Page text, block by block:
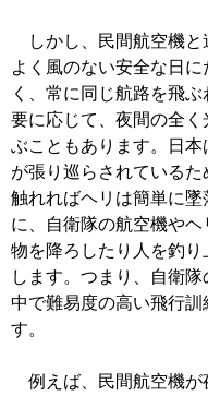
しかし、民間航空機と
よく風のない安全な日
く、常に同じ航路を飛
要に応じて、夜間の全
ぶこともあります。日
が張り巡らされている
触れればヘリは簡単に
に、自衛隊の航空機や
物を降ろしたり人を釣
します。つまり、自衛
中で難易度の高い飛行
す。
例えば、民間航空機が